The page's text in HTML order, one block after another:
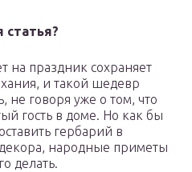
статья?
на праздник сохраняет
и такой шедевр
не говоря уже о том, что
гость в доме. Но как бы
гербарий в
декора, народные приметы
делать.